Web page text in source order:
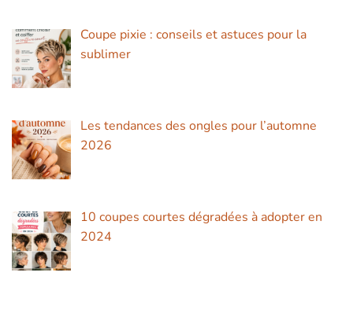
Coupe pixie : conseils et astuces pour la
sublimer
Les tendances des ongles pour l’automne
2026
10 coupes courtes dégradées à adopter en
2024